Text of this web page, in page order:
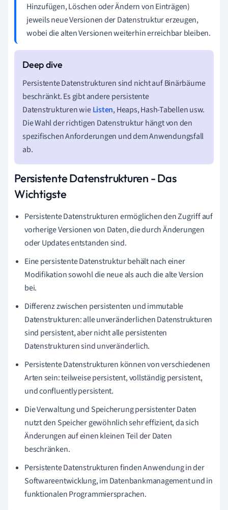
Hinzufügen, Löschen oder Ändern von Einträgen)
jeweils neue Versionen der Datenstruktur erzeugen,
wobei die alten Versionen weiterhin erreichbar bleiben.
Persistente Datenstrukturen sind nicht auf Binärbäume
beschränkt. Es gibt andere persistente
Datenstrukturen wieListen, Heaps, Hash-Tabellen usw.
Die Wahl der richtigen Datenstruktur hängt von den
spezifischen Anforderungen und dem Anwendungsfall
ab.
Persistente Datenstrukturen - Das
Wichtigste
Persistente Datenstrukturen ermöglichen den Zugriff auf
vorherige Versionen von Daten, die durch Änderungen
oder Updates entstanden sind.
Eine persistente Datenstruktur behält nach einer
Modifikation sowohl die neue als auch die alte Version
bei.
Differenz zwischen persistenten und immutable
Datenstrukturen: alle unveränderlichen Datenstrukturen
sind persistent, aber nicht alle persistenten
Datenstrukturen sind unveränderlich.
Persistente Datenstrukturen können von verschiedenen
Arten sein: teilweise persistent, vollständig persistent,
und confluently persistent.
Die Verwaltung und Speicherung persistenter Daten
nutzt den Speicher gewöhnlich sehr effizient, da sich
Änderungen auf einen kleinen Teil der Daten
beschränken.
Persistente Datenstrukturen finden Anwendung in der
Softwareentwicklung, im Datenbankmanagement und in
funktionalen Programmiersprachen.